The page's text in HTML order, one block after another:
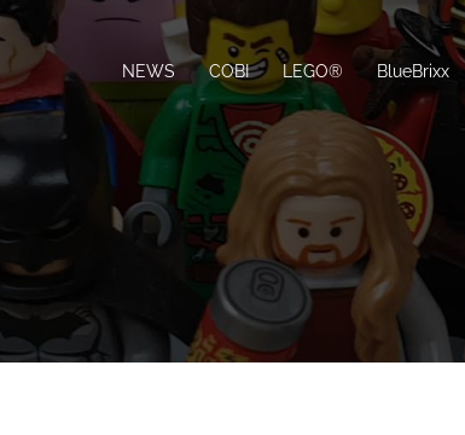
NEWS COBI LEGO® BlueBrixx